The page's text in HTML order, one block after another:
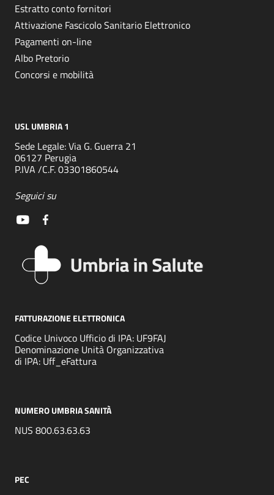
Estratto conto fornitori
Attivazione Fascicolo Sanitario Elettronico
Pagamenti on-line
Albo Pretorio
Concorsi e mobilità
USL UMBRIA 1
Sede Legale: Via G. Guerra 21
06127 Perugia
P.IVA /C.F. 03301860544
Seguici su
FATTURAZIONE ELETTRONICA
Codice Univoco Ufficio di IPA: UF9FAJ
Denominazione Unità Organizzativa
di IPA: Uff_eFattura
NUMERO UMBRIA SANITÀ
NUS 800.63.63.63
PEC